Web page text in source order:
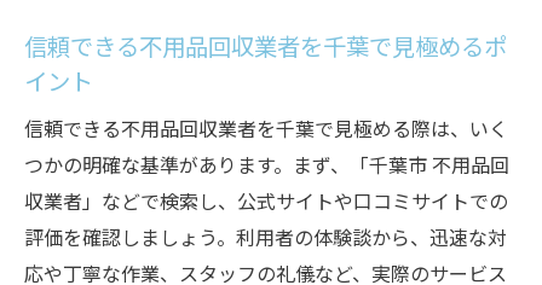
信頼できる不用品回収業者を千葉で見極めるポ
イント
信頼できる不用品回収業者を千葉で見極める際は、いく
つかの明確な基準があります。まず、「千葉市 不用品回
収業者」などで検索し、公式サイトや口コミサイトでの
評価を確認しましょう。利用者の体験談から、迅速な対
応や丁寧な作業、スタッフの礼儀など、実際のサービス